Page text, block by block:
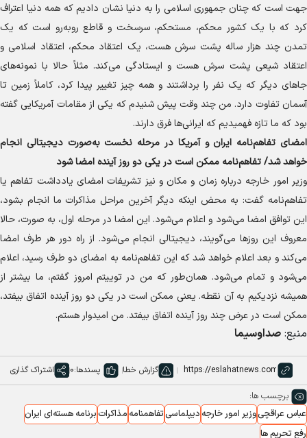
جهت است که چنان جمهوری اسلامی را به دنیا نشان دادیم که همه دنیا اعتراف
کرد که با یک کشور محکم، مستحکم، سرسخت و قاطع روبه‌رو است که یک
تمدن چند هزار ساله پشت سرش هست، یک اعتقاد محکم، اعتقاد اسلامی و
اعتقاد شیعی پشت سرش هست و ایستادگی می‌کند. مثلاً حالا با نمونه‌های
جا‌های دیگر که یک نفر را برداشتند و همه چیز تغییر پیدا کرد، کاملاً زمین تا
آسمان تفاوت دارد. من چند وقت پیش شنیدم که یکی از مقامات آمریکایی گفته
بود که ما تازه فهمیدیم که ایرانی‌ها فرق دارند.
امضای تفاهم‌نامه ایران و آمریکا در مرحله نخست به‌صورت دیجیتالی انجام
خواهد شد/ تفاهم‌نامه ممکن است در یکی دو روز آینده امضا شود
وزیر امور خارجه درباره زمان و مکان و نیز تشریفات امضای یادداشت تفاهم یا
تفاهم‌نامه گفت: به محض اینکه دیگر آخرین مراحل مذاکرات ما انجام بشود،
این توافق امضا می‌شود و اعلام می‌شود. این امضا در مرحله اول، به صورت، حالا
معروف این روز‌ها می‌گویند، دیجیتالی انجام می‌شود. از راه دور هر طرف امضا
می‌کند و بعد اعلام خواهد شد که این تفاهم‌نامه به امضای دو طرف رسید، اعلام
می‌شود و تمام می‌شود. همان‌طور که من در توییتم امروز گفتم، ما بیشتر از
همیشه نزدیکیم به آن نقطه. یعنی ممکن است در یکی دو روز آینده اتفاق بیفتد،
ممکن است در عرض چند روز آینده اتفاق بیفتد. من امیدوار هستم.
منبع: صداوسیما
گزارش خطا پسندها:0 اشتراک گذاری
برچسب ها:
عباس عراقچیوزیر امور خارجه دیپلماسیتفاهمنامه مذاکراتبرنامه هسته‌ای‌ ایران
رفع تحریم ها